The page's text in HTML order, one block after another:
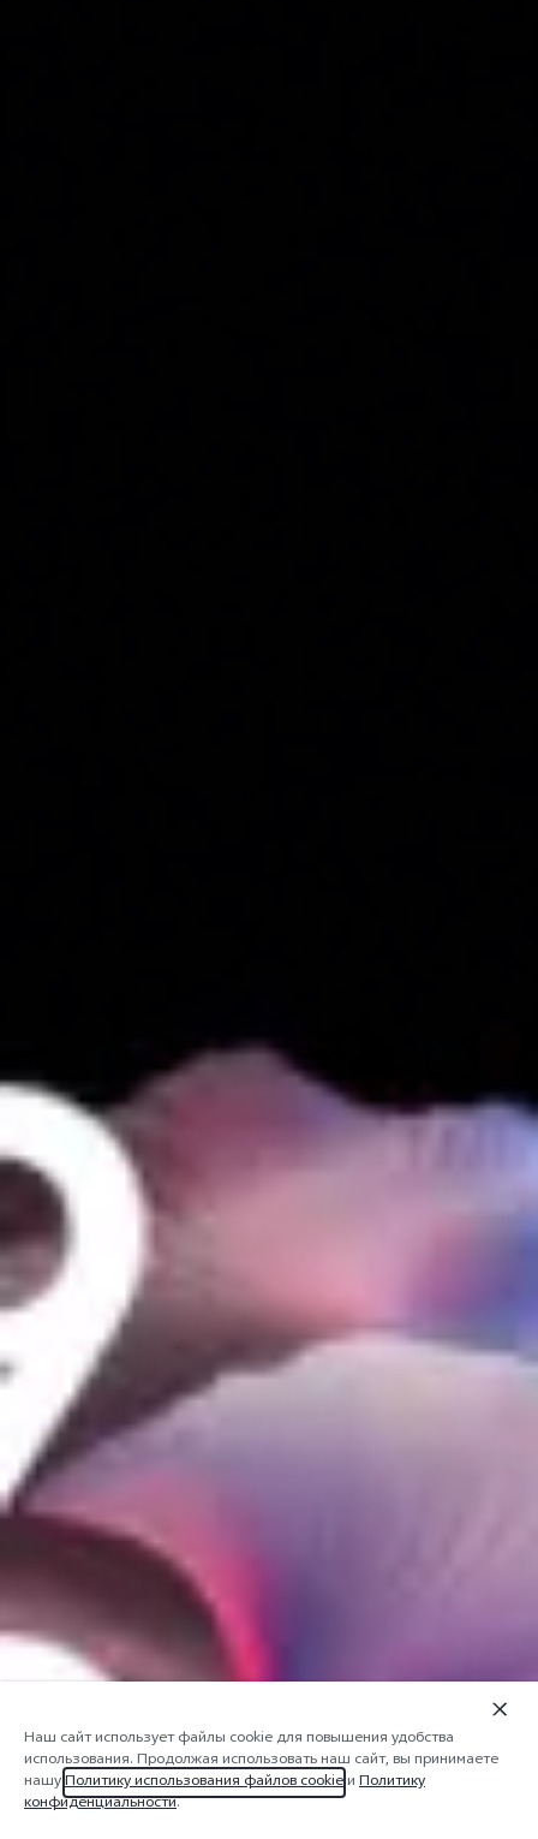
Наш сайт использует файлы cookie для повышения удобства
использования. Продолжая использовать наш сайт, вы принимаете
нашуПолитику использования файлов cookieиПолитику
конфиденциальности.